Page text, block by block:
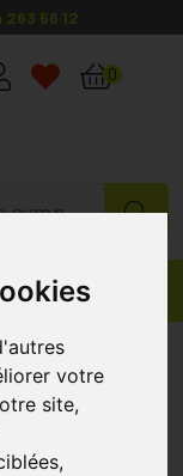
votre
site,
263 56 12
ma santé, mes
0
Produits